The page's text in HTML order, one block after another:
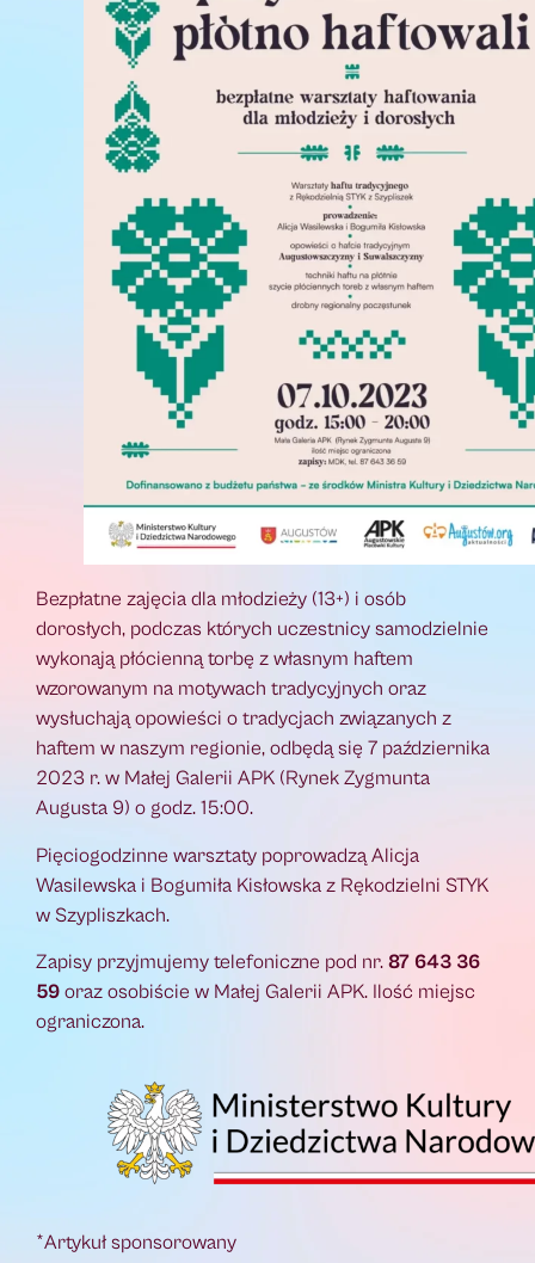
Bezpłatne zajęcia dla młodzieży (13+) i osób
dorosłych, podczas których uczestnicy samodzielnie
wykonają płócienną torbę z własnym haftem
wzorowanym na motywach tradycyjnych oraz
wysłuchają opowieści o tradycjach związanych z
haftem w naszym regionie, odbędą się 7 października
2023 r. w Małej Galerii APK (Rynek Zygmunta
Augusta 9) o godz. 15:00.
Pięciogodzinne warsztaty poprowadzą Alicja
Wasilewska i Bogumiła Kisłowska z Rękodzielni STYK
w Szypliszkach.
Zapisy przyjmujemy telefoniczne pod nr. 87 643 36
59 oraz osobiście w Małej Galerii APK. Ilość miejsc
ograniczona.
*Artykuł sponsorowany